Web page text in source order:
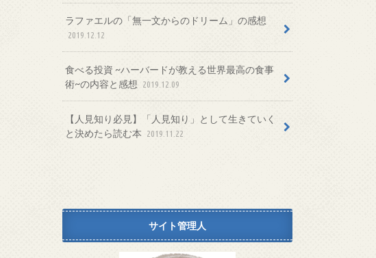
ラファエルの「無一文からのドリーム」の感想
2019.12.12
食べる投資 ~ハーバードが教える世界最高の食事
術~の内容と感想
2019.12.09
【人見知り必見】「人見知り」として生きていく
と決めたら読む本
2019.11.22
サイト管理人